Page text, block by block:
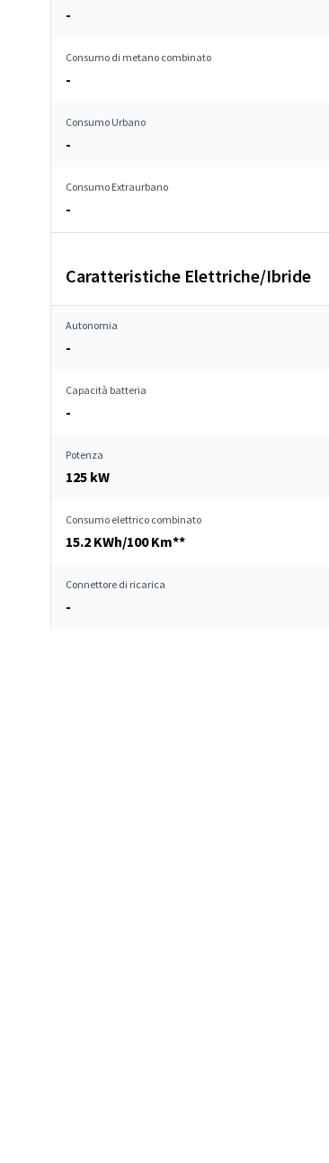
-
Consumo di metano combinato
-
Consumo Urbano
-
Consumo Extraurbano
-
Caratteristiche Elettriche/Ibride
Autonomia
-
Capacità batteria
-
Potenza
125 kW
Consumo elettrico combinato
15.2 KWh/100 Km**
Connettore di ricarica
-